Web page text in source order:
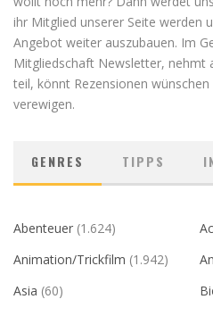
ihr Mitglied unserer Seite werden
Angebot weiter auszubauen. Im
Mitgliedschaft Newsletter, nehmt
teil, könnt Rezensionen
verewigen.
GENRES TIPPS
Abenteuer (1.624)
Animation/Trickfilm (1.942)
Asia (60)